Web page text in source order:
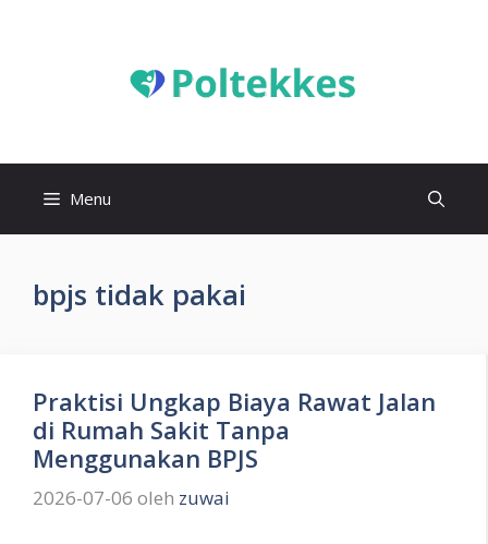
Menu
bpjs tidak pakai
Praktisi Ungkap Biaya Rawat Jalan
di Rumah Sakit Tanpa
Menggunakan BPJS
2026-07-06 oleh zuwai